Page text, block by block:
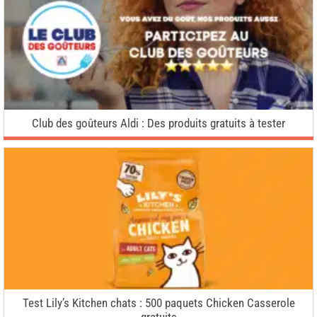
Club des goûteurs Aldi : Des produits gratuits à tester
Test Lily’s Kitchen chats : 500 paquets Chicken Casserole